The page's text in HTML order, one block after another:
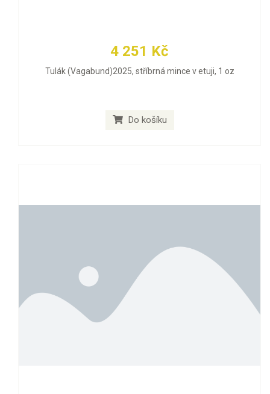
4 251 Kč
Tulák (Vagabund)2025, stříbrná mince v etuji, 1 oz
Do košíku